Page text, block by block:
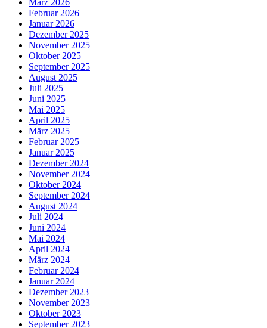
Februar 2026
Januar 2026
Dezember 2025
November 2025
Oktober 2025
September 2025
August 2025
Juli 2025
Juni 2025
Mai 2025
April 2025
März 2025
Februar 2025
Januar 2025
Dezember 2024
November 2024
Oktober 2024
September 2024
August 2024
Juli 2024
Juni 2024
Mai 2024
April 2024
März 2024
Februar 2024
Januar 2024
Dezember 2023
November 2023
Oktober 2023
September 2023